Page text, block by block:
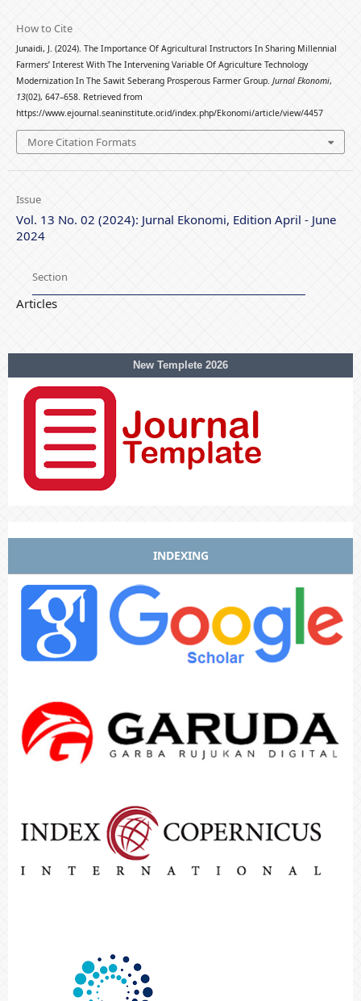
How to Cite
Junaidi, J. (2024). The Importance Of Agricultural Instructors In Sharing Millennial
Farmers’ Interest With The Intervening Variable Of Agriculture Technology
Modernization In The Sawit Seberang Prosperous Farmer Group. Jurnal Ekonomi,
13(02), 647–658. Retrieved from
https://www.ejournal.seaninstitute.or.id/index.php/Ekonomi/article/view/4457
More Citation Formats
Issue
Vol. 13 No. 02 (2024): Jurnal Ekonomi, Edition April - June
2024
Section
Articles
New Templete 2026
INDEXING